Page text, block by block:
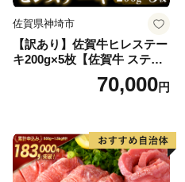
佐賀県神埼市
【訳あり】佐賀牛ヒレステー
キ200g×5枚【佐賀牛 ステー
キ ブランド肉 ヒレ肉 フィレ
肉 ジューシー ヘルシー】(H0
70,000円